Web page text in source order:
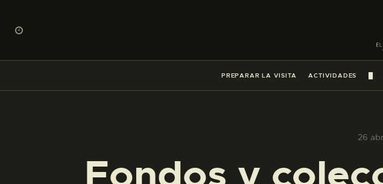
PREPARAR LA VISITA ACTIVIDADES
26
PREPARAR LA
ACTIVIDADES
█
COLECCIONES